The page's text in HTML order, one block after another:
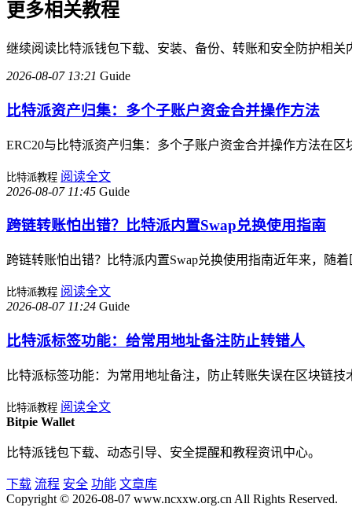
更多相关教程
继续阅读比特派钱包下载、安装、备份、转账和安全防护相关
2026-08-07 13:21 Guide
比特派资产归集：多个子账户资金合并操作方法
ERC20与比特派资产归集：多个子账户资金合并操作方法在
比特派教程 阅读全文
2026-08-07 11:45 Guide
跨链转账怕出错？比特派内置Swap兑换使用指南
跨链转账怕出错？比特派内置Swap兑换使用指南近年来，随
比特派教程 阅读全文
2026-08-07 11:24 Guide
比特派标签功能：给常用地址备注防止转错人
比特派标签功能：为常用地址备注，防止转账失误在区块链
比特派教程 阅读全文
Bitpie Wallet
比特派钱包下载、动态引导、安全提醒和教程资讯中心。
下载 流程 安全 功能 文章库
Copyright © 2026-08-07 www.ncxxw.org.cn All Rights Reserved.